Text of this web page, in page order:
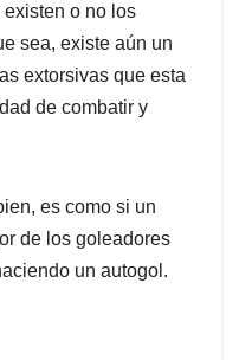
o no los
sea, existe aún un
extorsivas que esta
de combatir y
es como si un
de los goleadores
un autogol.